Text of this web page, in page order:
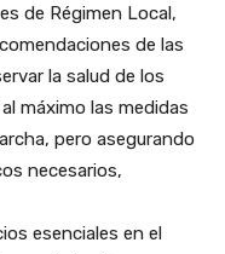
de Régimen Local,
de las
la salud de los
máximo las medidas
pero asegurando
necesarios,
esenciales en el